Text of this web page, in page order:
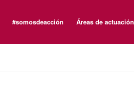
#somosdeacción Áreas de actuación